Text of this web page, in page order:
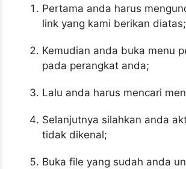
Pertama anda harus
link yang kami berikan diatas;
Kemudian anda buka menu
pada perangkat anda;
Lalu anda harus mencari
Selanjutnya silahkan anda
tidak dikenal;
Buka file yang sudah anda